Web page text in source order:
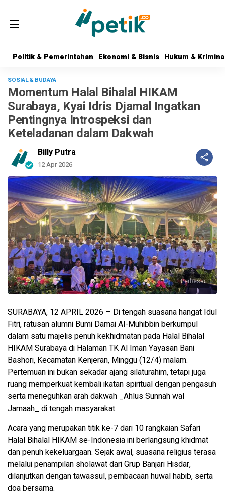
Politik & Pemerintahan Ekonomi & Bisnis Hukum &
Politik & Pemerintahan Ekonomi & Bisnis Hukum &
SOSIAL & BUDAYA
Momentum Halal Bihalal HIKAM
Surabaya, Kyai Idris Djamal Ingatkan
Pentingnya Introspeksi dan
Keteladanan dalam Dakwah
Billy Putra
12 Apr 2026
Perbesar
SURABAYA, 12 APRIL 2026 – Di tengah suasana hangat Idul
Fitri, ratusan alumni Bumi Damai Al-Muhibbin berkumpul
dalam satu majelis penuh kekhidmatan pada Halal Bihalal
HIKAM Surabaya di Halaman TK Al Iman Yayasan Bani
Bashori, Kecamatan Kenjeran, Minggu (12/4) malam.
Pertemuan ini bukan sekadar ajang silaturahim, tetapi juga
ruang memperkuat kembali ikatan spiritual dengan pengasuh
serta meneguhkan arah dakwah _Ahlus Sunnah wal
Jamaah_ di tengah masyarakat.
Acara yang merupakan titik ke-7 dari 10 rangkaian Safari
Halal Bihalal HIKAM se-Indonesia ini berlangsung khidmat
dan penuh kekeluargaan. Sejak awal, suasana religius terasa
melalui penampilan sholawat dari Grup Banjari Hisdar,
dilanjutkan dengan tawassul, pembacaan huwal habib, serta
doa bersama.